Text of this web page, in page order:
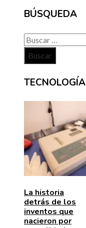
BÚSQUEDA
Buscar:
TECNOLOGÍA
La historia
detrás de los
inventos que
nacieron por